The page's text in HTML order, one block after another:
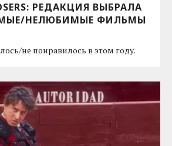
РЕДАКЦИЯ ВЫБРАЛА
НЕЛЮБИМЫЕ ФИЛЬМЫ
не понравилось в этом году.